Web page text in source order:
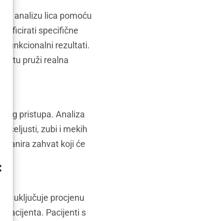
analizu lica pomoću
specifične
funkcionalni rezultati.
pruži realna
pristupa. Analiza
čeljusti, zubi i mekih
zahvat koji će
uključuje procjenu
pacijenta. Pacijenti s